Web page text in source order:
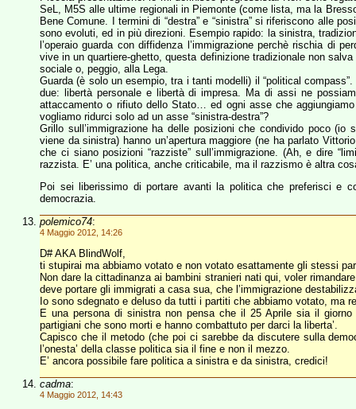
SeL, M5S alle ultime regionali in Piemonte (come lista, ma la
Bene Comune. I termini di “destra” e “sinistra” si riferiscono alle
sono evoluti, ed in più direzioni. Esempio rapido: la sinistra,
l’operaio guarda con diffidenza l’immigrazione perchè rischia di
vive in un quartiere-ghetto, questa definizione tradizionale non
sociale o, peggio, alla Lega.
Guarda (è solo un esempio, tra i tanti modelli) il “political
due: libertà personale e libertà di impresa. Ma di assi ne
attaccamento o rifiuto dello Stato… ed ogni asse che
vogliamo ridurci solo ad un asse “sinistra-destra”?
Grillo sull’immigrazione ha delle posizioni che condivido poco
viene da sinistra) hanno un’apertura maggiore (ne ha parlato
che ci siano posizioni “razziste” sull’immigrazione. (Ah, e dire
razzista. E’ una politica, anche criticabile, ma il razzismo è altra
Poi sei liberissimo di portare avanti la politica che preferisci e
democrazia.
polemico74:
4 Maggio 2012, 14:26
D# AKA BlindWolf,
ti stupirai ma abbiamo votato e non votato esattamente gli stessi
Non dare la cittadinanza ai bambini stranieri nati qui, voler
deve portare gli immigrati a casa sua, che l’immigrazione
Io sono sdegnato e deluso da tutti i partiti che abbiamo votato, ma
E una persona di sinistra non pensa che il 25 Aprile sia il
partigiani che sono morti e hanno combattuto per darci la liberta’.
Capisco che il metodo (che poi ci sarebbe da discutere sulla
l’onesta’ della classe politica sia il fine e non il mezzo.
E’ ancora possibile fare politica a sinistra e da sinistra, credici!
cadma:
4 Maggio 2012, 14:43